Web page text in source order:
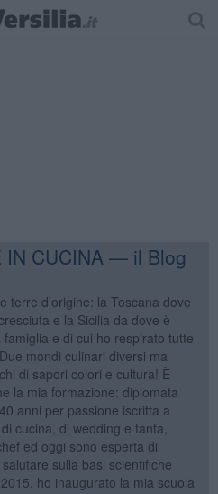
IN CUCINA — il Blog
terre d’origine: la Toscana dove
e la Sicilia da dove è
famiglia e di cui ho respirato tutte
mondi culinari diversi ma
di sapori colori e cultura! È
la mia formazione: diplomata
anni per passione iscritta a
cucina, di wedding e tanta,
ed oggi sono esperta di
sulla basi scientifiche
ho inaugurato la mia scuola